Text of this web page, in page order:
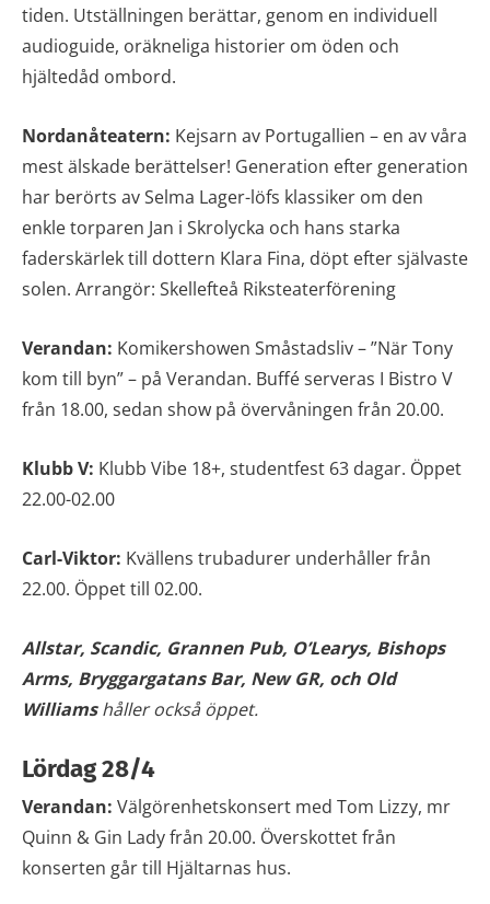
tiden. Utställningen berättar, genom en individuell
audioguide, oräkneliga historier om öden och
hjältedåd ombord.
Nordanåteatern: Kejsarn av Portugallien – en av våra
mest älskade berättelser! Generation efter generation
har berörts av Selma Lager-löfs klassiker om den
enkle torparen Jan i Skrolycka och hans starka
faderskärlek till dottern Klara Fina, döpt efter självaste
solen. Arrangör: Skellefteå Riksteaterförening
Verandan: Komikershowen Småstadsliv – ”När Tony
kom till byn” – på Verandan. Buffé serveras I Bistro V
från 18.00, sedan show på övervåningen från 20.00.
Klubb V: Klubb Vibe 18+, studentfest 63 dagar. Öppet
22.00-02.00
Carl-Viktor: Kvällens trubadurer underhåller från
22.00. Öppet till 02.00.
Allstar, Scandic, Grannen Pub, O’Learys, Bishops
Arms, Bryggargatans Bar, New GR, och Old
Williamshåller också öppet.
Lördag 28/4
Verandan: Välgörenhetskonsert med Tom Lizzy, mr
Quinn & Gin Lady från 20.00. Överskottet från
konserten går till Hjältarnas hus.